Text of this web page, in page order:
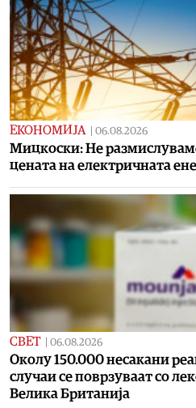
ЕКОНОМИЈА 06.08.2026
Мицкоски: Не
цената на електричната
СВЕТ 06.08.2026
Околу 150.000 несакани
случаи се поврзуваат со
Велика Британија